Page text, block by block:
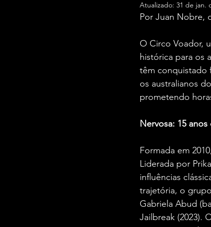
Atualizado: 31 de jan.
Por Juan Nobre,
O Circo Voador,
histórica para os
têm conquistado
os australianos
prometendo
Nervosa: 15
Formada em
Liderada por
influências
trajetória, o
Gabriela Abud
Jailbreak (2023).